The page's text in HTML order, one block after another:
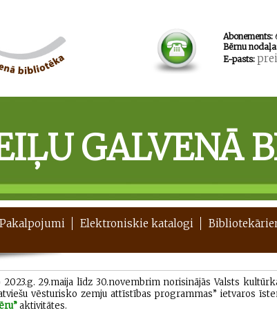
Abonements:
Bērnu
E-pasts:
GALVENĀ
Pakalpojumi Elektroniskie katalogi
2023.g. 29.maija līdz 30.novembrim norisinājās Valsts
vēsturisko zemju attīstības programmas” ietvaros
aktivitātes.